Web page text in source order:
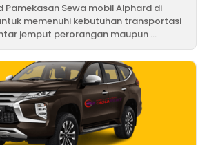
Pamekasan Sewa mobil Alphard di
memenuhi kebutuhan transportasi
jemput perorangan maupun ...